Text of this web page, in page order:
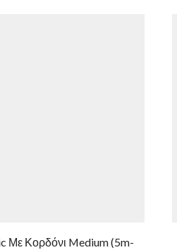
Με Κορδόνι Medium (5m-